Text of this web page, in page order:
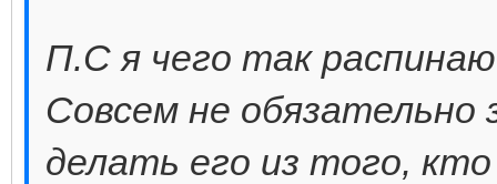
П.С я чего так
Совсем не обязательно
делать его из того,